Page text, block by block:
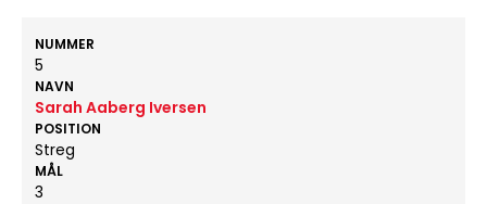
NUMMER
5
NAVN
Sarah Aaberg Iversen
POSITION
Streg
MÅL
3